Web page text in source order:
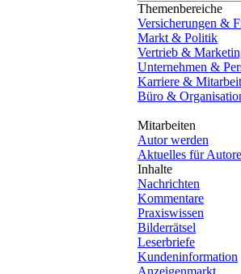
Themenbereiche
Versicherungen &
Markt & Politik
Vertrieb &
Unternehmen &
Karriere &
Büro &
Mitarbeiten
Autor werden
Aktuelles für
Inhalte
Nachrichten
Kommentare
Praxiswissen
Bilderrätsel
Leserbriefe
Kundeninformation
Anzeigenmarkt